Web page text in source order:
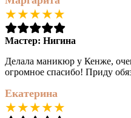
Мастер: Нигина
Делала маникюр у Кенже,
огромное спасибо! Приду
Екатерина